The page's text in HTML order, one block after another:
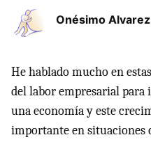
Onésimo
He hablado mucho en
del labor empresarial
una economía y este
importante en situaciones